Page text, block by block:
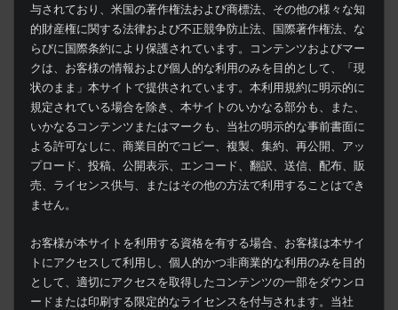
与されており、米国の著作権法および商標法、その他の様々な知
的財産権に関する法律および不正競争防止法、国際著作権法、な
らびに国際条約により保護されています。コンテンツおよびマー
クは、お客様の情報および個人的な利用のみを目的として、「現
状のまま」本サイトで提供されています。本利用規約に明示的に
規定されている場合を除き、本サイトのいかなる部分も、また、
いかなるコンテンツまたはマークも、当社の明示的な事前書面に
よる許可なしに、商業目的でコピー、複製、集約、再公開、アッ
プロード、投稿、公開表示、エンコード、翻訳、送信、配布、販
売、ライセンス供与、またはその他の方法で利用することはでき
ません。
お客様が本サイトを利用する資格を有する場合、お客様は本サイ
トにアクセスして利用し、個人的かつ非商業的な利用のみを目的
として、適切にアクセスを取得したコンテンツの一部をダウンロ
ードまたは印刷する限定的なライセンスを付与されます。当社